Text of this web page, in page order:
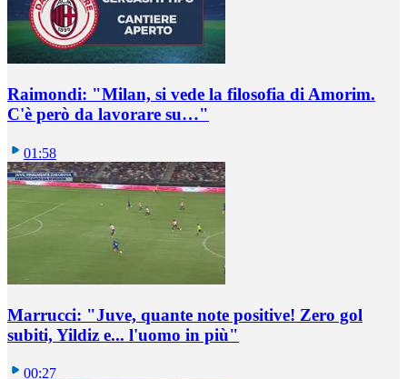
Raimondi: "Milan, si vede la filosofia di Amorim.
C'è però da lavorare su…"
01:58
Marrucci: "Juve, quante note positive! Zero gol
subiti, Yildiz e... l'uomo in più"
00:27